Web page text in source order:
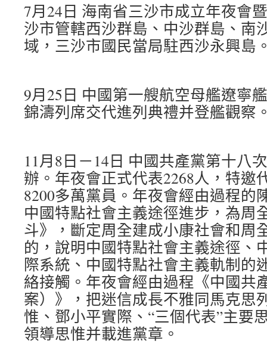
7月24日 海南省三沙市成立年夜會
沙市管轄西沙群島、中沙群島、南
域，三沙市國民當局駐西沙永興島
9月25日 中國第一艘航空母艦遼寧
錦濤列席交代進列典禮并登艦觀察
11月8日－14日 中國共產黨第十八
辦。年夜會正式代表2268人，特邀
8200多萬黨員。年夜會經由過程的
中國特點社會主義途徑進步，為周
斗》，斷定周全建成小康社會和周
的，說明中國特點社會主義途徑、
際系統、中國特點社會主義軌制的
絡接觸。年夜會經由過程《中國共
案）》，把迷信成長不雅同馬克思
惟、鄧小平實際、“三個代表”主要
領導思惟并載進黨章。